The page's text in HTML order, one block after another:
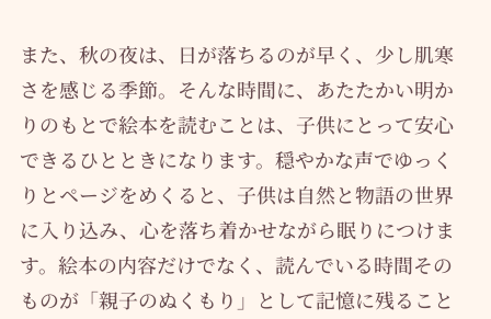
また、秋の夜は、日が落ちるのが早く、少し肌寒
さを感じる季節。そんな時間に、あたたかい明か
りのもとで絵本を読むことは、子供にとって安心
できるひとときになります。穏やかな声でゆっく
りとページをめくると、子供は自然と物語の世界
に入り込み、心を落ち着かせながら眠りにつけま
す。絵本の内容だけでなく、読んでいる時間その
ものが「親子のぬくもり」として記憶に残ること